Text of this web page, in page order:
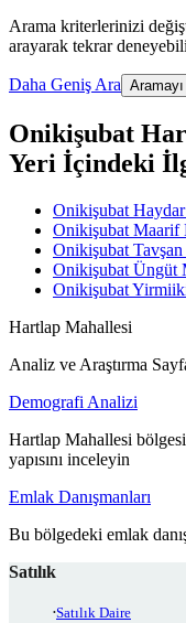
Arama kriterlerinizi
arayarak tekrar
Daha Geniş Ara
Onikişubat
Yeri İçindeki
Onikişubat
Onikişubat Maarif
Onikişubat
Onikişubat Üngüt
Onikişubat
Hartlap Mahallesi
Analiz ve Araştırma
Demografi Analizi
Hartlap Mahallesi
yapısını inceleyin
Emlak Danışmanları
Bu bölgedeki emlak
Satılık
Satılık Daire